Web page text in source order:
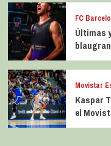
FC
Últimas
Movistar
Kaspar
el